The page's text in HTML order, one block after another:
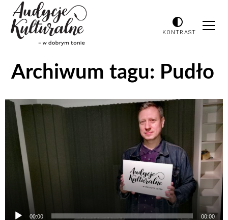
KONTRAST
Archiwum tagu: Pudło
Odtwarzacz
plików
dźwiękowych
00:00 00:00